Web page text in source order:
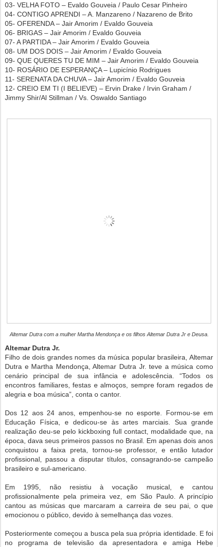
03- VELHA FOTO – Evaldo Gouveia / Paulo Cesar Pinheiro
04- CONTIGO APRENDI – A. Manzareno / Nazareno de Brito
05- OFERENDA – Jair Amorim / Evaldo Gouveia
06- BRIGAS – Jair Amorim / Evaldo Gouveia
07- A PARTIDA – Jair Amorim / Evaldo Gouveia
08- UM DOS DOIS – Jair Amorim / Evaldo Gouveia
09- QUE QUERES TU DE MIM – Jair Amorim / Evaldo Gouveia
10- ROSÁRIO DE ESPERANÇA – Lupicínio Rodrigues
11- SERENATA DA CHUVA – Jair Amorim / Evaldo Gouveia
12- CREIO EM TI (I BELIEVE) – Ervin Drake / Irvin Graham /
Jimmy Shir/Al Stillman / Vs. Oswaldo Santiago
Altemar Dutra com a mulher Martha Mendonça e os filhos Altemar Dutra Jr e Deusa.
Altemar Dutra Jr.
Filho de dois grandes nomes da música popular brasileira, Altemar
Dutra e Martha Mendonça, Altemar Dutra Jr. teve a música como
cenário principal de sua infância e adolescência. “Todos os
encontros familiares, festas e almoços, sempre foram regados de
alegria e boa música”, conta o cantor.
Dos 12 aos 24 anos, empenhou-se no esporte. Formou-se em
Educação Física, e dedicou-se às artes marciais. Sua grande
realização deu-se pelo kickboxing full contact, modalidade que, na
época, dava seus primeiros passos no Brasil. Em apenas dois anos
conquistou a faixa preta, tornou-se professor, e então lutador
profissional, passou a disputar títulos, consagrando-se campeão
brasileiro e sul-americano.
Em 1995, não resistiu à vocação musical, e cantou
profissionalmente pela primeira vez, em São Paulo. A princípio
cantou as músicas que marcaram a carreira de seu pai, o que
emocionou o público, devido à semelhança das vozes.
Posteriormente começou a busca pela sua própria identidade. E foi
no programa de televisão da apresentadora e amiga Hebe